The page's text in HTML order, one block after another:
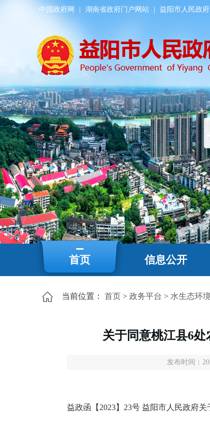
中国政府网 湖南省政府门户网站 益阳市人民政府
首页 信息公开
当前位置： 首页 > 政务平台 > 水生态环境
关于同意桃江县6
发布时间：
益政函【2023】23号 益阳市人民政府